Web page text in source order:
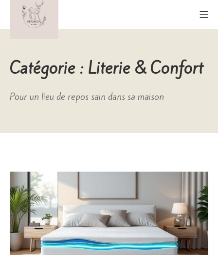
contenu
Catégorie : Literie & Confort
Pour un lieu de repos sain dans sa maison